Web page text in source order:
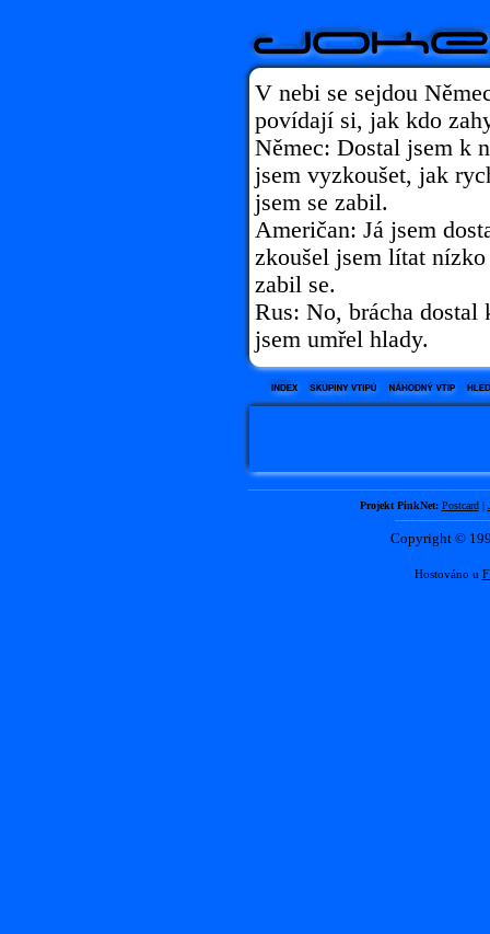
V nebi se sejdou
povídají si, jak kdo
Němec: Dostal jsem k
jsem vyzkoušet, jak
jsem se zabil.
Američan: Já jsem
zkoušel jsem lítat
zabil se.
Rus: No, brácha dostal
jsem umřel hlady.
Projekt PinkNet: Postcard|
Copyright ©
Hostováno u